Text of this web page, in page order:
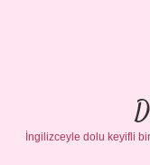
İngilizceyle dolu keyifli